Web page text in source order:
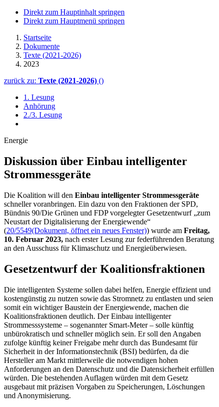
Direkt zum Hauptinhalt springen
Direkt zum Hauptmenü springen
Startseite
Dokumente
Texte (2021-2026)
2023
zurück zu: Texte (2021-2026) ()
1. Lesung
Anhörung
2./3. Lesung
Energie
Diskussion über Einbau intelligenter
Strom­messgeräte
Die Koalition will den Einbau intelligenter Strommessgeräte
schneller voranbringen. Ein dazu von den Fraktionen der SPD,
Bündnis 90/Die Grünen und FDP vorgelegter Gesetzentwurf „zum
Neustart der Digitalisierung der Energiewende“
(20/5549(Dokument, öffnet ein neues Fenster)) wurde am Freitag,
10. Februar 2023, nach erster Lesung zur federführenden Beratung
an den Ausschuss für Klimaschutz und Energieüberwiesen.
Gesetzentwurf der Koalitionsfraktionen
Die intelligenten Systeme sollen dabei helfen, Energie effizient und
kostengünstig zu nutzen sowie das Stromnetz zu entlasten und seien
somit ein wichtiger Baustein der Energiewende, machen die
Koalitionsfraktionen deutlich. Der Einbau intelligenter
Strommesssysteme – sogenannter Smart-Meter– solle künftig
unbürokratisch und schneller möglich sein. Er soll den Angaben
zufolge künftig keiner Freigabe mehr durch das Bundesamt für
Sicherheit in der Informationstechnik (BSI) bedürfen, da die
Hersteller am Markt mittlerweile die notwendigen hohen
Anforderungen an den Datenschutz und die Datensicherheit erfüllen
würden. Die bestehenden Auflagen würden mit dem Gesetz
ausgebaut mit präzisen Vorgaben zu Speicherungen, Löschungen
und Anonymisierung.